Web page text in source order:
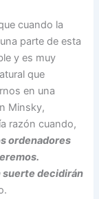
cuando la
parte de esta
y es muy
que
en una
Minsky,
razón cuando,
ordenadores
suerte decidirán